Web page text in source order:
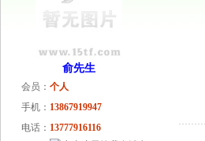
俞先生
会员： 个人
手机： 13867919947
电话： 13777916116